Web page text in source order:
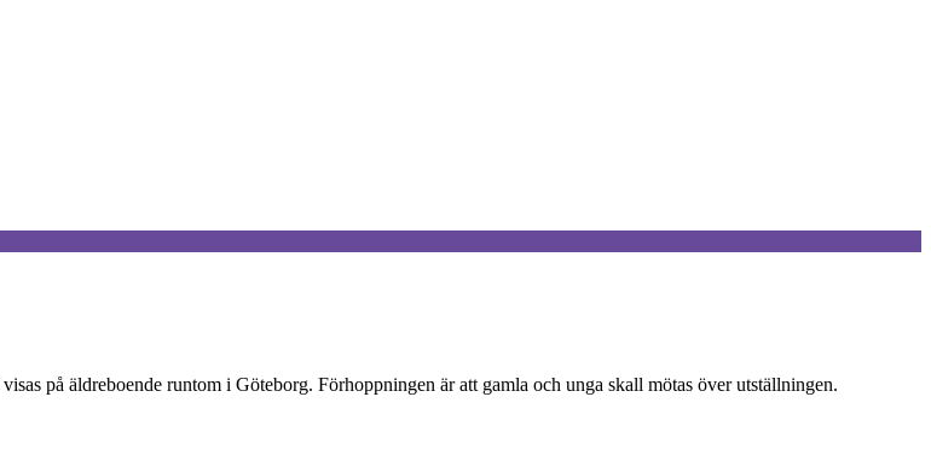
på äldreboende runtom i Göteborg. Förhoppningen är att gamla och unga skall mötas över utställningen.